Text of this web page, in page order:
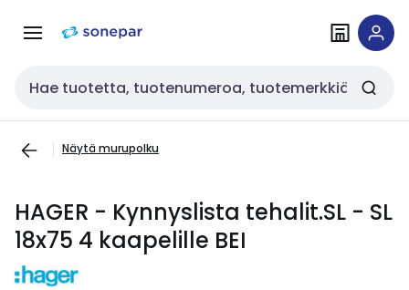
navigointiinsisältöön
Haku
Näytä murupolku
HAGER - Kynnyslista tehalit.SL - SL
18x75 4 kaapelille BEI